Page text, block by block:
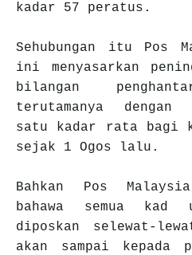
kadar 57 peratus.
Sehubungan itu Pos
ini menyasarkan
bilangan
terutamanya dengan
satu kadar rata bagi
sejak 1 Ogos lalu.
Bahkan Pos
bahawa semua kad
diposkan selewat-
akan sampai kepada